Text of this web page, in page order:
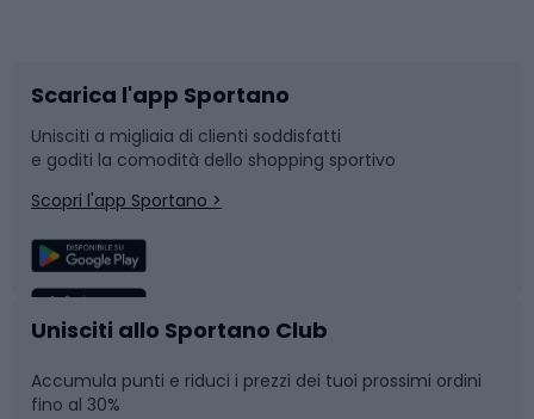
Bushcraft
Corsa
Sport di squadra
Caschi da ciclismo
Skitouring
Slitte e slittini
Snowboard
Camminata nordica
Nuoto
Pattinaggio
Scarica l'app Sportano
Unisciti a migliaia di clienti soddisfatti
e goditi la comodità dello shopping sportivo
Scopri l'app Sportano >
Unisciti allo Sportano Club
Accumula punti e riduci i prezzi dei tuoi prossimi ordini
fino al 30%